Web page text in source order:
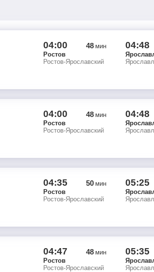
04:00 48мин
Ростов
Ростов-Ярославский
04:48
04:00 48мин
Ростов
Ростов-Ярославский
04:48
04:35 50мин
Ростов
Ростов-Ярославский
05:25
04:47 48мин
Ростов
Ростов-Ярославский
05:35